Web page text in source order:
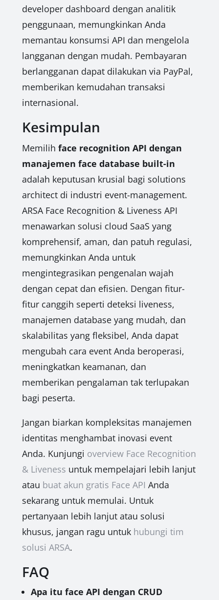
developer dashboard dengan analitik
penggunaan, memungkinkan Anda
memantau konsumsi API dan mengelola
langganan dengan mudah. Pembayaran
berlangganan dapat dilakukan via PayPal,
memberikan kemudahan transaksi
internasional.
Kesimpulan
Memilih face recognition API dengan
manajemen face database built-in
adalah keputusan krusial bagi solutions
architect di industri event-management.
ARSA Face Recognition & Liveness API
menawarkan solusi cloud SaaS yang
komprehensif, aman, dan patuh regulasi,
memungkinkan Anda untuk
mengintegrasikan pengenalan wajah
dengan cepat dan efisien. Dengan fitur-
fitur canggih seperti deteksi liveness,
manajemen database yang mudah, dan
skalabilitas yang fleksibel, Anda dapat
mengubah cara event Anda beroperasi,
meningkatkan keamanan, dan
memberikan pengalaman tak terlupakan
bagi peserta.
Jangan biarkan kompleksitas manajemen
identitas menghambat inovasi event
Anda. Kunjungi overview Face Recognition
& Liveness untuk mempelajari lebih lanjut
atau buat akun gratis Face API Anda
sekarang untuk memulai. Untuk
pertanyaan lebih lanjut atau solusi
khusus, jangan ragu untuk hubungi tim
solusi ARSA.
FAQ
Apa itu face API dengan CRUD